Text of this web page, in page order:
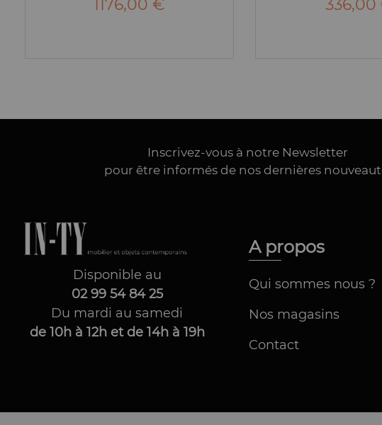
1176,00 € 336,00
Inscrivez-vous à notre Newsletter
pour être informés de nos dernières
Disponible au
02 99 54 84 25
Du mardi au samedi
de 10h à 12h et de 14h à 19h
A propos
Qui sommes nous ?
Nos magasins
Contact